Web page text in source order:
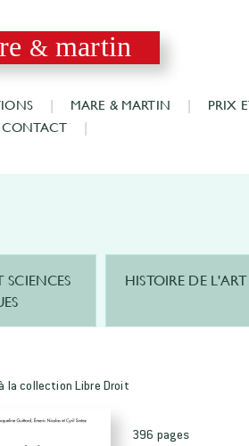
& martin
MARE & MARTIN
PRIX
CONTACT
HISTOIRE DE L'ART
la collection Libre Droit
396 pages